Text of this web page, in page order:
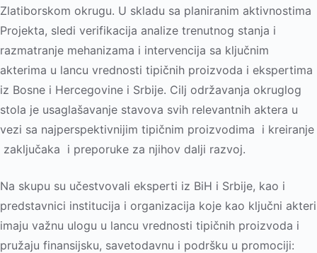
Zlatiborskom okrugu. U skladu sa planiranim aktivnostima
Projekta, sledi verifikacija analize trenutnog stanja i
razmatranje mehanizama i intervencija sa klјučnim
akterima u lancu vrednosti tipičnih proizvoda i ekspertima
iz Bosne i Hercegovine i Srbije. Cilј održavanja okruglog
stola je usaglašavanje stavova svih relevantnih aktera u
vezi sa najperspektivnijim tipičnim proizvodima i kreiranje
zaklјučaka i preporuke za njihov dalјi razvoj.
Na skupu su učestvovali eksperti iz BiH i Srbije, kao i
predstavnici institucija i organizacija koje kao klјučni akteri
imaju važnu ulogu u lancu vrednosti tipičnih proizvoda i
pružaju finansijsku, savetodavnu i podršku u promociji: